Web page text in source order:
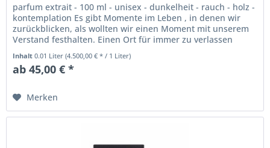
parfum extrait - 100 ml - unisex - dunkelheit - rauch - holz -
kontemplation Es gibt Momente im Leben , in denen wir
zurückblicken, als wollten wir einen Moment mit unserem
Verstand festhalten. Einen Ort für immer zu verlassen
bedeutet,...
Inhalt0.01 Liter(4.500,00 € * / 1 Liter)
ab 45,00 € *
Merken